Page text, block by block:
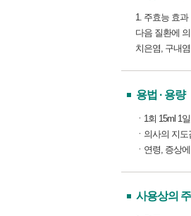
1. 주효능 효과
다음 질환에
치은염, 구내
용법 · 용량
ㆍ1회 15ml 1
ㆍ의사의 지
ㆍ연령, 증상
사용상의